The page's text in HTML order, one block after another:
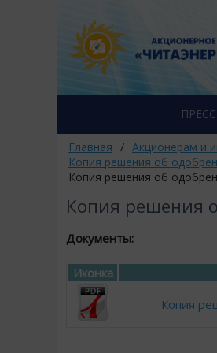
Главная / Акционерам и
Копия решения об
Копия решения об
Копия решения
Документы:
Иконка
Копия